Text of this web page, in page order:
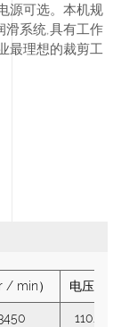
源可选。本机规
滑系统,具有工作
最理想的裁剪工
/ min） 电压（v
110/220